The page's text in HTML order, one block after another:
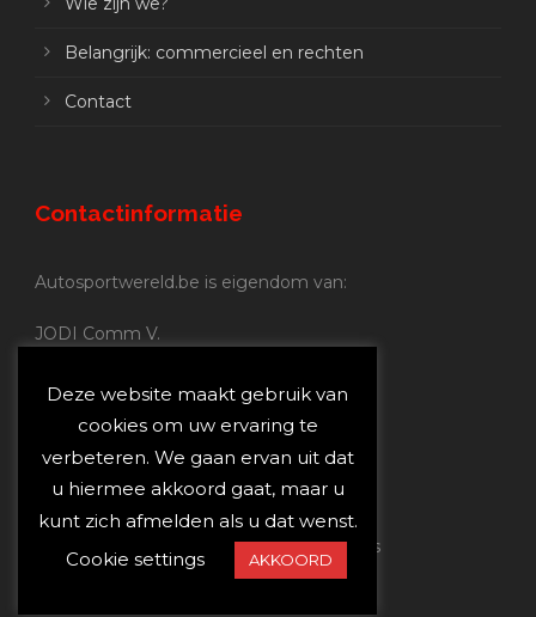
Belangrijk: commercieel en rechten
Contact
Contactinformatie
Autosportwereld.be is eigendom van:
JODI Comm V.
Nijverheidsstraat 70
2160 Wommelgem
Autosportwereld.be:
Redactie:joost@autosportwereld.be
Verantwoordelijke uitgever: Joost Custers
Deze website maakt gebruik van
cookies om uw ervaring te
verbeteren. We gaan ervan uit dat
u hiermee akkoord gaat, maar u
kunt zich afmelden als u dat wenst.
Cookie settings
AKKOORD